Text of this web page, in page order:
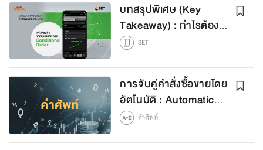
บทสรุปพิเศษ (Key
Takeaway) : กำไรต้อง
เก็บ ขาดทุนต้องตัดด้วย
SET
การจับคู่คำสั่งซื้อขายโดย
อัตโนมัติ : Automatic
Order Matching (AOM)
คำศัพท์